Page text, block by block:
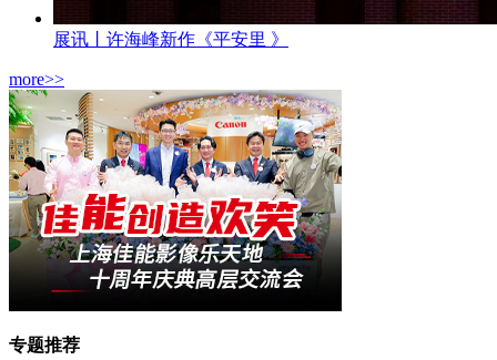
展讯丨许海峰新作《平安里 》
more>>
专题推荐